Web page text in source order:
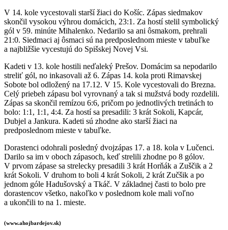
V 14. kole vycestovali starší žiaci do Košíc. Zápas siedmakov
skončil vysokou výhrou domácich, 23:1. Za hostí stelil symbolický
gól v 59. minúte Mihalenko. Nedarilo sa ani ôsmakom, prehrali
21:0. Siedmaci aj ôsmaci sú na predposlednom mieste v tabuľke
a najbližšie vycestujú do Spišskej Novej Vsi.
Kadeti v 13. kole hostili neďaleký Prešov. Domácim sa nepodarilo
streliť gól, no inkasovali až 6. Zápas 14. kola proti Rimavskej
Sobote bol odložený na 17.12. V 15. Kole vycestovali do Brezna.
Celý priebeh zápasu bol vyrovnaný a tak si mužstvá body rozdelili.
Zápas sa skončil remízou 6:6, pričom po jednotlivých tretinách to
bolo: 1:1, 1:1, 4:4. Za hostí sa presadili: 3 krát Sokoli, Kapcár,
Dubjel a Jankura. Kadeti sú zhodne ako starší žiaci na
predposlednom mieste v tabuľke.
Dorastenci odohrali posledný dvojzápas 17. a 18. kola v Lučenci.
Darilo sa im v oboch zápasoch, keď strelili zhodne po 8 gólov.
V prvom zápase sa strelecky presadili 3 krát Horňák a Zuščik a 2
krát Sokoli. V druhom to boli 4 krát Sokoli, 2 krát Zučšik a po
jednom góle Hadušovský a Tkáč. V základnej časti to bolo pre
dorastencov všetko, nakoľko v poslednom kole mali voľno
a ukončili to na 1. mieste.
(www.ahojbardejov.sk)